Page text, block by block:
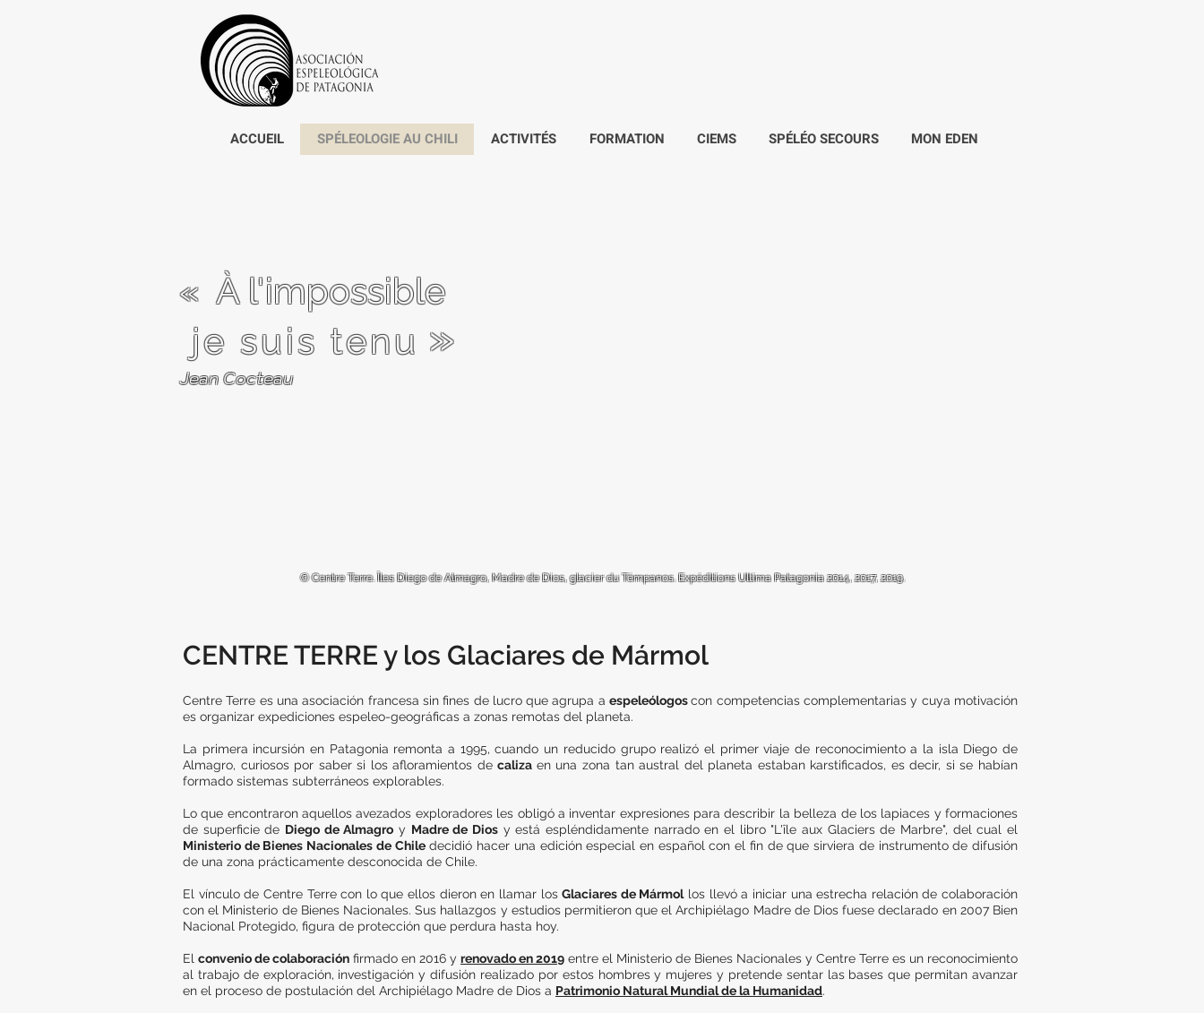
ACCUEIL SPÉLEOLOGIE AU CHILI ACTIVITÉS FORMATION CIEMS SPÉLÉO SECOURS MON EDEN
«À l'impossible
je suis tenu »
Jean Cocteau
© Centre Terre. Îles Diego de Almagro, Madre de Dios, glacier du Témpanos. Expéditions Ultima Patagonia 2014, 2017, 2019.
CENTRE TERRE y los Glaciares de Mármol
Centre Terre es una asociación francesa sin fines de lucro que agrupa aespeleólogoscon competencias complementarias y cuya motivación
es organizar expediciones espeleo-geográficas a zonas remotas del planeta.
La primera incursión en Patagonia remonta a 1995, cuando un reducido grupo realizó el primer viaje de reconocimiento a la isla Diego de
Almagro, curiosos por saber si los afloramientos decaliza en una zona tan austral del planeta estaban karstificados, es decir, si se habían
formado sistemas subterráneos explorables.
Lo que encontraron aquellos avezados exploradores les obligó a inventar expresiones para describir la belleza de los lapiaces y formaciones
de superficie de Diego de Almagro y Madre de Dios y está espléndidamente narrado en el libro "L'île aux Glaciers de Marbre", del cual el
Ministerio de Bienes Nacionales de Chiledecidió hacer una edición especial en español con el fin de que sirviera de instrumento de difusión
de una zona prácticamente desconocida de Chile.
El vínculo de Centre Terre con lo que ellos dieron en llamar losGlaciares de Mármollos llevó a iniciar una estrecha relación de colaboración
con el Ministerio de Bienes Nacionales. Sus hallazgos y estudios permitieron que el Archipiélago Madre de Dios fuese declarado en 2007 Bien
Nacional Protegido, figura de protección que perdura hasta hoy.
El convenio de colaboración firmado en 2016 y renovado en 2019 entre el Ministerio de Bienes Nacionales y Centre Terre es un reconocimiento
al trabajo de exploración, investigación y difusión realizado por estos hombres y mujeres y pretende sentar las bases que permitan avanzar
en el proceso de postulación del Archipiélago Madre de Dios a Patrimonio Natural Mundial de la Humanidad.